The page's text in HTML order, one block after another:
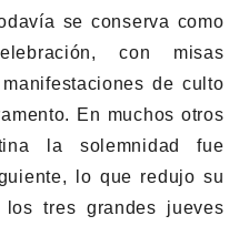
se conserva como
con misas
de culto
En muchos otros
la solemnidad fue
lo que redujo su
tres grandes jueves